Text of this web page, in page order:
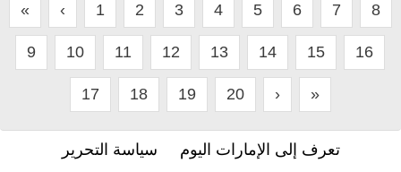
« ‹ 1 2 3 4 5 6 7 8
9 10 11 12 13 14 15 16
17 18 19 20 › »
تعرف إلى الإمارات اليوم سياسة التحرير